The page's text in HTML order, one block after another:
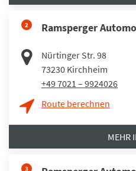
2 Ramsperger
Nürtinger Str. 98
73230 Kirchheim
+49 7021 – 9924026
Route berechnen
MEHR
3